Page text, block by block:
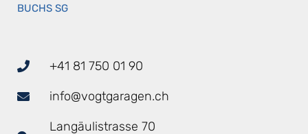
BUCHS SG
+41 81 750 01 90
info@vogtgaragen.ch
Langäulistrasse 70